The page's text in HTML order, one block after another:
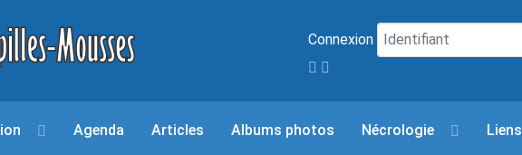
Connexion
Agenda Articles Albums photos Nécrologie Liens